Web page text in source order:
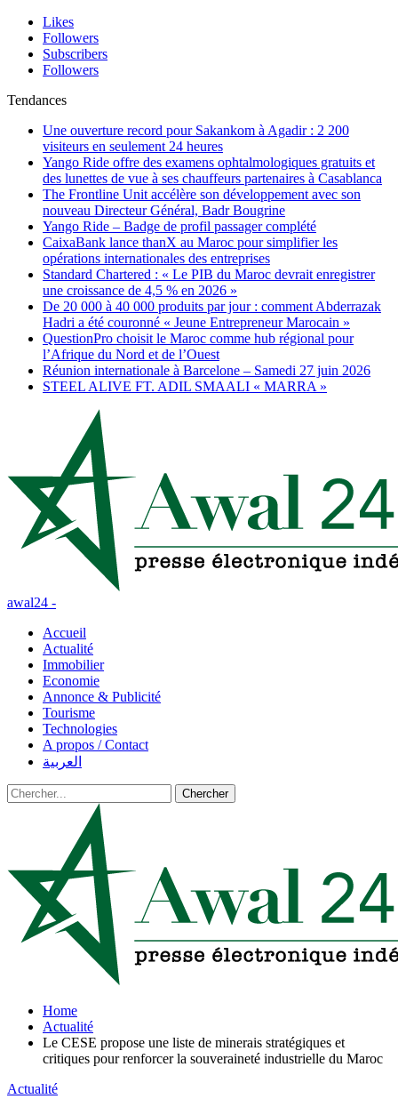
Likes
Followers
Subscribers
Followers
Tendances
Une ouverture record pour Sakankom à Agadir : 2 200
visiteurs en seulement 24 heures
Yango Ride offre des examens ophtalmologiques gratuits et
des lunettes de vue à ses chauffeurs partenaires à Casablanca
The Frontline Unit accélère son développement avec son
nouveau Directeur Général, Badr Bougrine
Yango Ride – Badge de profil passager complété
CaixaBank lance thanX au Maroc pour simplifier les
opérations internationales des entreprises
Standard Chartered : « Le PIB du Maroc devrait enregistrer
une croissance de 4,5 % en 2026 »
De 20 000 à 40 000 produits par jour : comment Abderrazak
Hadri a été couronné « Jeune Entrepreneur Marocain »
QuestionPro choisit le Maroc comme hub régional pour
l’Afrique du Nord et de l’Ouest
Réunion internationale à Barcelone – Samedi 27 juin 2026
STEEL ALIVE FT. ADIL SMAALI « MARRA »
awal24 -
Accueil
Actualité
Immobilier
Economie
Annonce & Publicité
Tourisme
Technologies
A propos / Contact
العربية
Home
Actualité
Le CESE propose une liste de minerais stratégiques et
critiques pour renforcer la souveraineté industrielle du Maroc
Actualité